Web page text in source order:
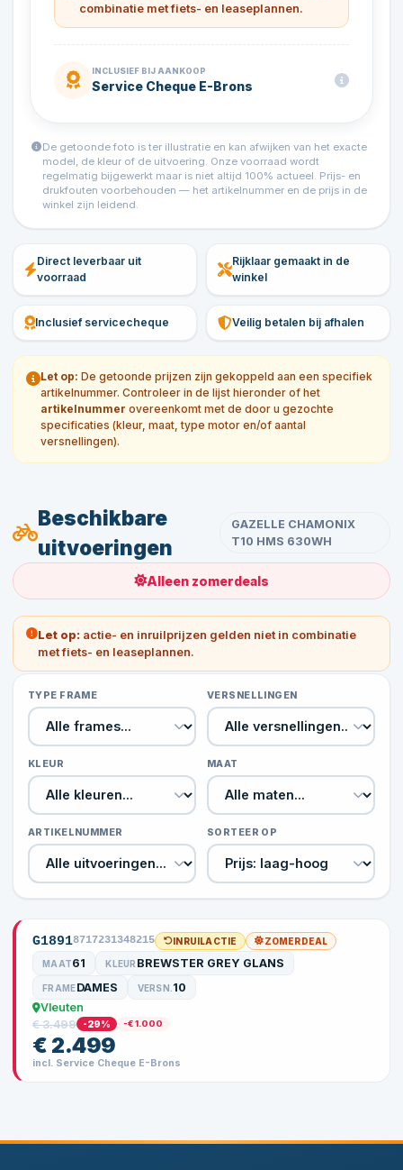
combinatie met fiets- en leaseplannen.
INCLUSIEF BIJ AANKOOP
Service Cheque E-Brons
De getoonde foto is ter illustratie en kan afwijken van het exacte
model, de kleur of de uitvoering. Onze voorraad wordt
regelmatig bijgewerkt maar is niet altijd 100% actueel. Prijs- en
drukfouten voorbehouden — het artikelnummer en de prijs in de
winkel zijn leidend.
Direct leverbaar uit
voorraad
Rijklaar gemaakt in de
winkel
Inclusief servicecheque Veilig betalen bij afhalen
Let op: De getoonde prijzen zijn gekoppeld aan een specifiek
artikelnummer. Controleer in de lijst hieronder of het
artikelnummer overeenkomt met de door u gezochte
specificaties (kleur, maat, type motor en/of aantal
versnellingen).
Beschikbare
uitvoeringen
GAZELLE CHAMONIX
T10 HMS 630WH
Alleen zomerdeals
Let op: actie- en inruilprijzen gelden niet in combinatie
met fiets- en leaseplannen.
TYPE FRAME VERSNELLINGEN
KLEUR MAAT
ARTIKELNUMMER SORTEER OP
G18918717231348215 INRUILACTIE ZOMERDEAL
MAAT61 KLEUR BREWSTER GREY GLANS
FRAMEDAMES VERSN. 10
Vleuten
€ 3.499
-29% -€ 1.000
€ 2.499
incl. Service Cheque E-Brons